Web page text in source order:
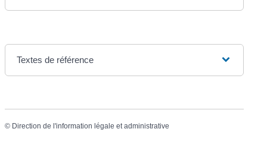
Textes de référence
© Direction de l'information légale et administrative